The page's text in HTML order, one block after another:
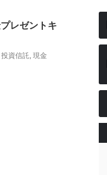
レゼントキ
投資信託, 現金